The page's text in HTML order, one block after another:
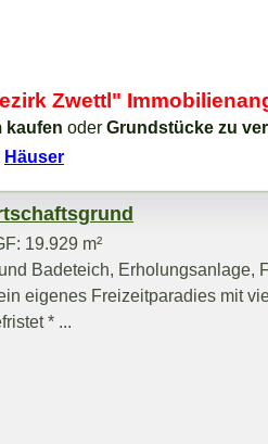
Zwettl"
kaufen oder Grundstücke zu
Häuser
19.929 m²
Badeteich, Erholungsanlage,
eigenes Freizeitparadies mit
* ...